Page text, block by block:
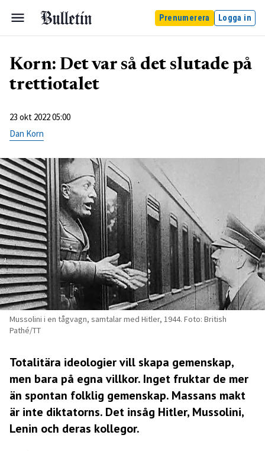
Prenumerera Logga in
Korn: Det var så det slutade på
trettiotalet
23 okt 2022 05:00
Dan Korn
Mussolini i en tågvagn, samtalar med Hitler, 1944. Foto: British
Pathé/TT
Totalitära ideologier vill skapa gemenskap,
men bara på egna villkor. Inget fruktar de mer
än spontan folklig gemenskap. Massans makt
är inte diktatorns. Det insåg Hitler, Mussolini,
Lenin och deras kollegor.